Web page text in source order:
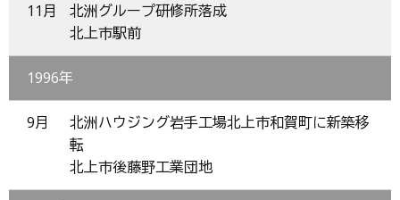
11月
北洲グループ研修所落成
北上市駅前
1996年
9月
北洲ハウジング岩手工場北上市和賀町に新築移
転
北上市後藤野工業団地